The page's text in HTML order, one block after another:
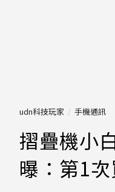
udn科技玩家 手機通訊
摺疊機小
曝：第1